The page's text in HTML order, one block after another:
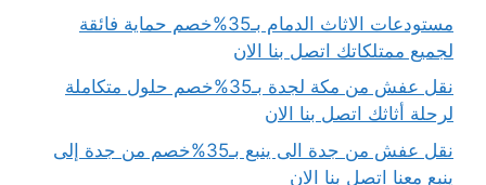
مستودعات الاثاث الدمام بـ35%خصم حماية فائقة
لجميع ممتلكاتك اتصل بنا الان
نقل عفش من مكة لجدة بـ35%خصم حلول متكاملة
لرحلة أثاثك اتصل بنا الان
نقل عفش من جدة الى ينبع بـ35%خصم من جدة إلى
ينبع معنا اتصل بنا الان